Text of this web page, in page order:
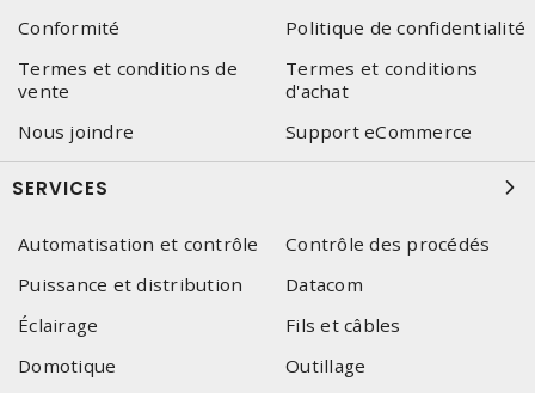
Conformité
Politique de confidentialité
Termes et conditions de
vente
Termes et conditions
d'achat
Nous joindre
Support eCommerce
SERVICES
Automatisation et contrôle
Contrôle des procédés
Puissance et distribution
Datacom
Éclairage
Fils et câbles
Domotique
Outillage